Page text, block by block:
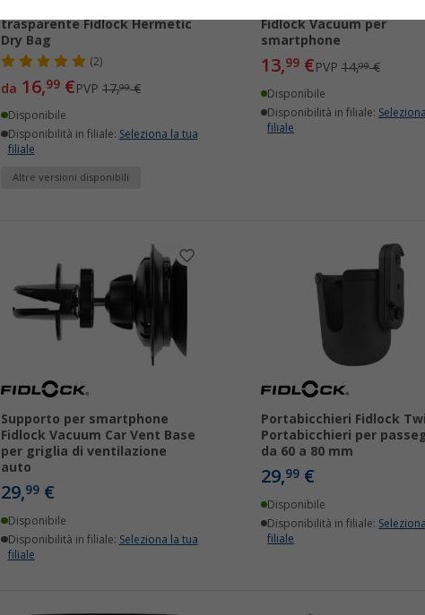
trasparente Fidlock Hermetic
Dry Bag
(2)
da 16,99 €PVP17,99€
Disponibile
Disponibilità in filiale: Seleziona la tua
filiale
Altre versioni disponibili
Fidlock Vacuum per
smartphone
13,99€PVP14,99€
Disponibile
Disponibilità in filiale:
filiale
Supporto per smartphone
Fidlock Vacuum Car Vent Base
per griglia di ventilazione
auto
29,99 €
Disponibile
Disponibilità in filiale: Seleziona la tua
filiale
Portabicchieri Fidlock
Portabicchieri per
da 60 a 80 mm
29,99€
Disponibile
Disponibilità in filiale:
filiale